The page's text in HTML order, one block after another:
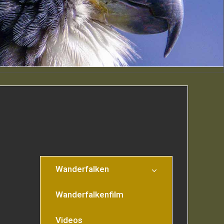
Wanderfalken
Wanderfalkenfilm
Videos